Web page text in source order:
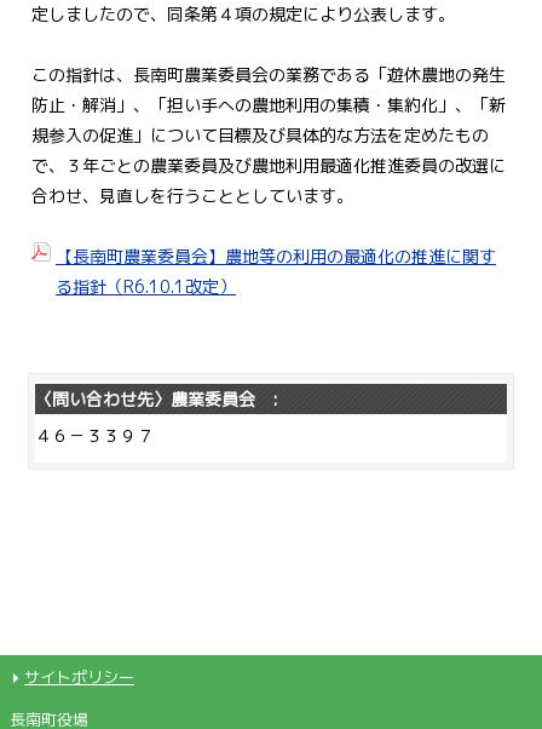
定しましたので、同条第４項の規定により公表します。
この指針は、長南町農業委員会の業務である「遊休農地の発生
防止・解消」、「担い手への農地利用の集積・集約化」、「新
規参入の促進」について目標及び具体的な方法を定めたもの
で、３年ごとの農業委員及び農地利用最適化推進委員の改選に
合わせ、見直しを行うこととしています。
【長南町農業委員会】農地等の利用の最適化の推進に関す
る指針（R6.10.1改定）
〈問い合わせ先〉農業委員会 :
４６－３３９７
サイトポリシー
長南町役場